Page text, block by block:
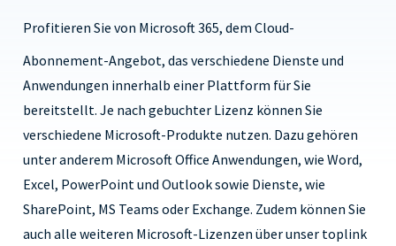
Profitieren Sie von Microsoft 365, dem Cloud-
Abonnement-Angebot, das verschiedene Dienste und
Anwendungen innerhalb einer Plattform für Sie
bereitstellt. Je nach gebuchter Lizenz können Sie
verschiedene Microsoft-Produkte nutzen. Dazu gehören
unter anderem Microsoft Office Anwendungen, wie Word,
Excel, PowerPoint und Outlook sowie Dienste, wie
SharePoint, MS Teams oder Exchange. Zudem können Sie
auch alle weiteren Microsoft-Lizenzen über unser toplink